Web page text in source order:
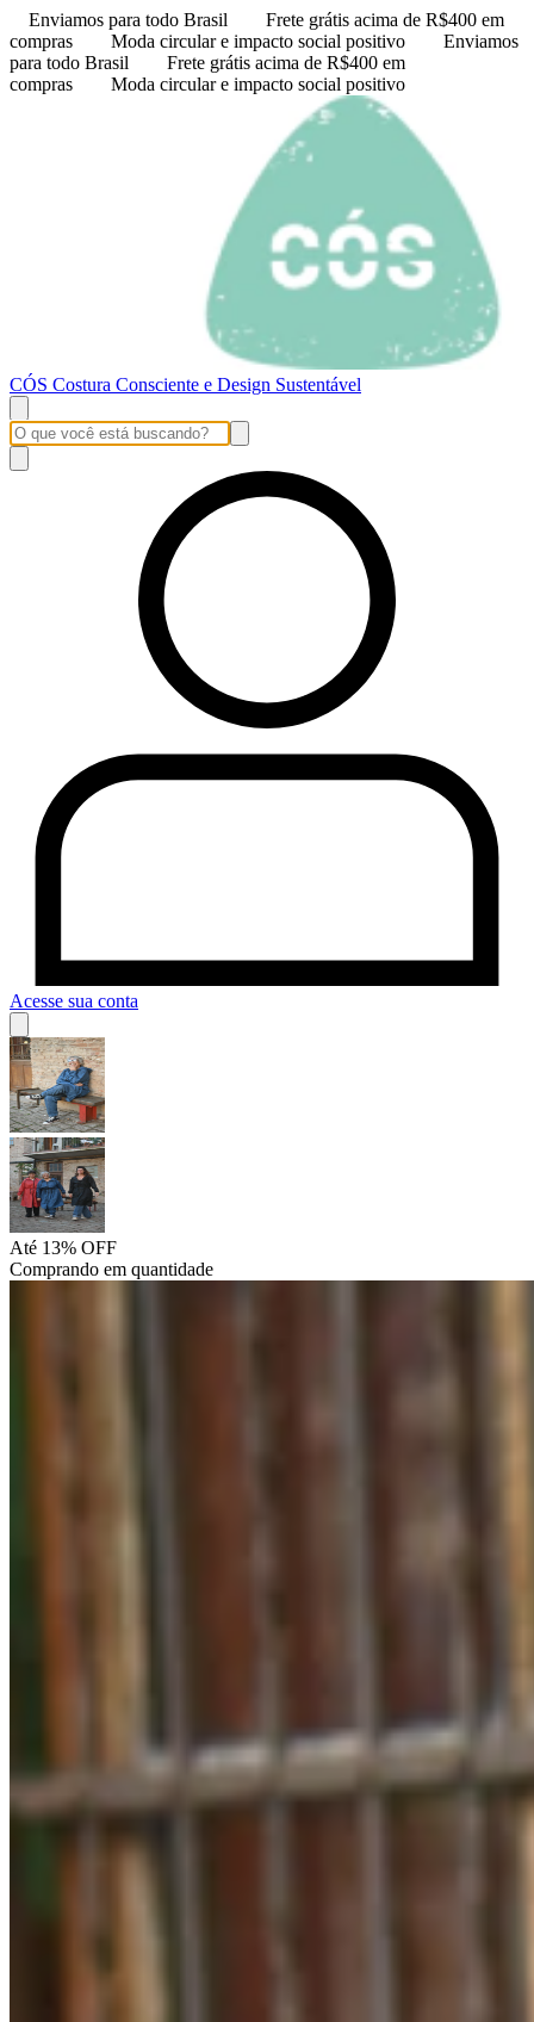
Enviamos para todo Brasil
Frete grátis acima de R$400 em
compras
Moda circular e impacto social positivo
Enviamos
para todo Brasil
Frete grátis acima de R$400 em
compras
Moda circular e impacto social positivo
CÓS Costura Consciente e Design Sustentável
Acesse sua conta
Até 13% OFF
Comprando em quantidade